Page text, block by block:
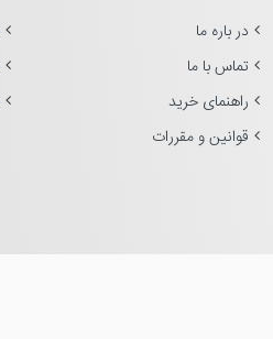
در باره ما
تماس با ما
راهنمای خرید
قوانین و مقررات